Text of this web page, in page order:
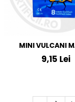
MINI VULCANI
CRACK
9,15 Lei